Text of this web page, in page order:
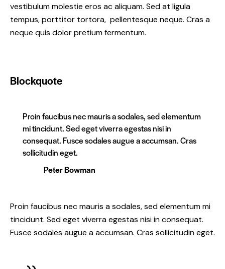
vestibulum molestie eros ac aliquam. Sed at ligula
tempus, porttitor tortora, pellentesque neque. Cras a
neque quis dolor pretium fermentum.
Blockquote
Proin faucibus nec mauris a sodales, sed elementum
mi tincidunt. Sed eget viverra egestas nisi in
consequat. Fusce sodales augue a accumsan. Cras
sollicitudin eget.
Peter Bowman
Proin faucibus nec mauris a sodales, sed elementum mi
tincidunt. Sed eget viverra egestas nisi in consequat.
Fusce sodales augue a accumsan. Cras sollicitudin eget.